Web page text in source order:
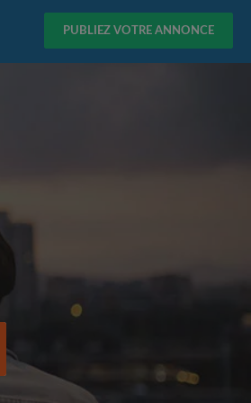
PUBLIEZ VOTRE ANNONCE